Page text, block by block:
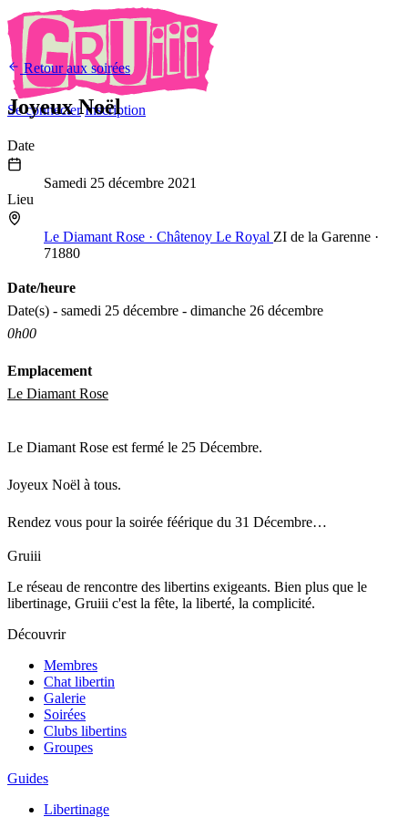
Se connecter Inscription
Retour aux soirées
Joyeux Noël
Date
Samedi 25 décembre 2021
Lieu
Le Diamant Rose · Châtenoy Le Royal ZI de la Garenne ·
71880
Date/heure
Date(s) - samedi 25 décembre - dimanche 26 décembre
0h00
Emplacement
Le Diamant Rose
Le Diamant Rose est fermé le 25 Décembre.
Joyeux Noël à tous.
Rendez vous pour la soirée féérique du 31 Décembre…
Gruiii
Le réseau de rencontre des libertins exigeants. Bien plus que le
libertinage, Gruiii c'est la fête, la liberté, la complicité.
Découvrir
Membres
Chat libertin
Galerie
Soirées
Clubs libertins
Groupes
Guides
Libertinage